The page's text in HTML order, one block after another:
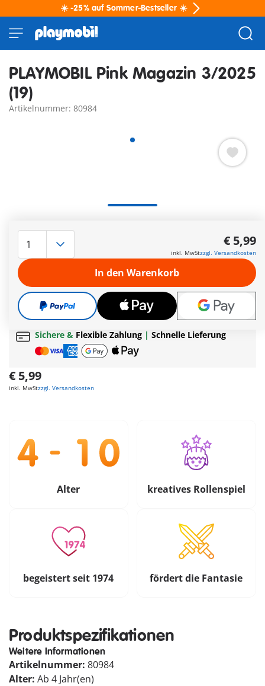
☀️ -25% auf Sommer-Bestseller ☀️
PLAYMOBIL Pink Magazin 3/2025
(19)
Artikelnummer: 80984
Gewinnspiel, zwei Postermotive und viele Mitmach-Seiten.
Extra: Süßes Reitpferd
Weitere Informationen
Die Lieferzeit beträgt derzeit 3 bis 6 Werktage
Gratis Versand ab65€
ab35€Bestellwert
Sichere & Flexible Zahlung | Schnelle Lieferung
€ 5,99
inkl. MwStzzgl. Versandkosten
€ 5,99
inkl. MwStzzgl. Versandkosten
In den Warenkorb
Alter kreatives Rollenspiel
begeistert seit 1974 fördert die Fantasie
Produktspezifikationen
Weitere Informationen
Artikelnummer: 80984
Alter: Ab 4 Jahr(en)